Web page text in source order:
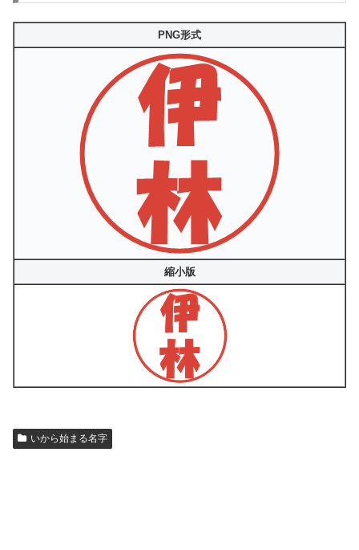
PNG形式
縮小版
いから始まる名字